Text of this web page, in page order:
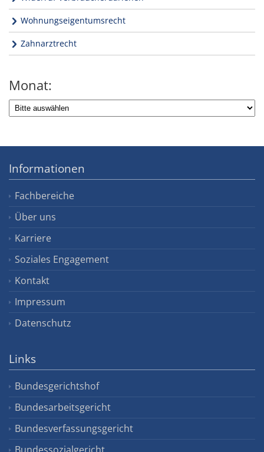
Wohnungseigentumsrecht
Zahnarztrecht
Monat:
Informationen
Fachbereiche
Über uns
Karriere
Soziales Engagement
Kontakt
Impressum
Datenschutz
Links
Bundesgerichtshof
Bundesarbeitsgericht
Bundesverfassungsgericht